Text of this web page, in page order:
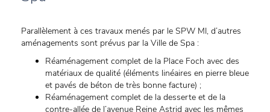
Parallèlement à ces travaux menés par le SPW MI, d’autres
aménagements sont prévus par la Ville de Spa :
Réaménagement complet de la Place Foch avec des
matériaux de qualité (éléments linéaires en pierre bleue
et pavés de béton de très bonne facture) ;
Réaménagement complet de la desserte et de la
contre-allée de l’avenue Reine Astrid avec les mêmes